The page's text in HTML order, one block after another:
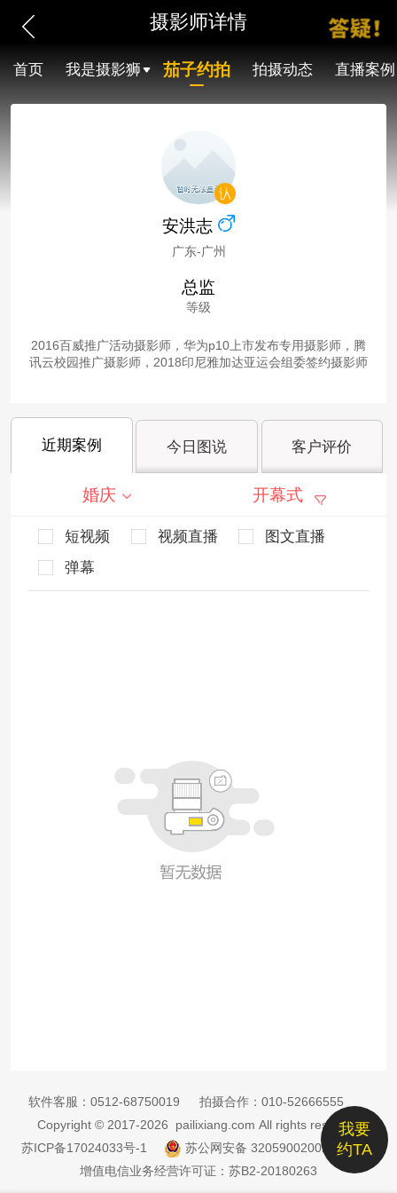
摄影师详情
首页 我是摄影狮 茄子约拍 拍摄动态 直播案例
安洪志
广东-广州
总监
等级
2016百威推广活动摄影师，华为p10上市发布专用摄影师，腾
讯云校园推广摄影师，2018印尼雅加达亚运会组委签约摄影师
近期案例 今日图说 客户评价
婚庆 开幕式
短视频 视频直播
图文直播
弹幕
我要
约TA
软件客服： 0512-68750019 拍摄合作： 010-52666555
Copyright © 2017-2026 pailixiang.com All rights reserved
苏ICP备17024033号-1
苏公网安备 32059002002885号
增值电信业务经营许可证：苏B2-20180263